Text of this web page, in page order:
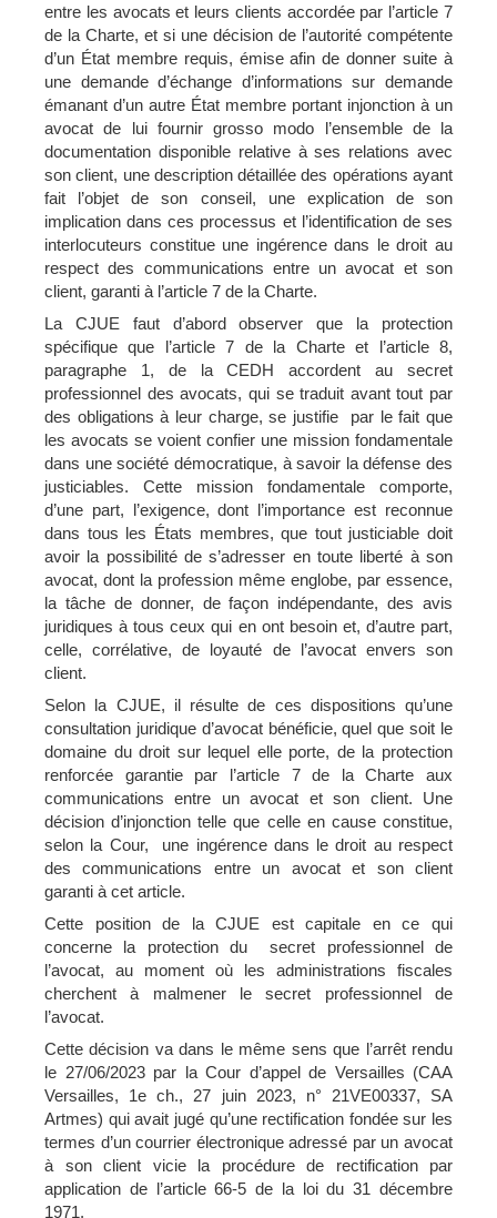
entre les avocats et leurs clients accordée par l’article 7
de la Charte, et si une décision de l’autorité compétente
d’un État membre requis, émise afin de donner suite à
une demande d’échange d’informations sur demande
émanant d’un autre État membre portant injonction à un
avocat de lui fournir grosso modo l’ensemble de la
documentation disponible relative à ses relations avec
son client, une description détaillée des opérations ayant
fait l’objet de son conseil, une explication de son
implication dans ces processus et l’identification de ses
interlocuteurs constitue une ingérence dans le droit au
respect des communications entre un avocat et son
client, garanti à l’article 7 de la Charte.
La CJUE faut d’abord observer que la protection
spécifique que l’article 7 de la Charte et l’article 8,
paragraphe 1, de la CEDH accordent au secret
professionnel des avocats, qui se traduit avant tout par
des obligations à leur charge, se justifie par le fait que
les avocats se voient confier une mission fondamentale
dans une société démocratique, à savoir la défense des
justiciables. Cette mission fondamentale comporte,
d’une part, l’exigence, dont l’importance est reconnue
dans tous les États membres, que tout justiciable doit
avoir la possibilité de s’adresser en toute liberté à son
avocat, dont la profession même englobe, par essence,
la tâche de donner, de façon indépendante, des avis
juridiques à tous ceux qui en ont besoin et, d’autre part,
celle, corrélative, de loyauté de l’avocat envers son
client.
Selon la CJUE, il résulte de ces dispositions qu’une
consultation juridique d’avocat bénéficie, quel que soit le
domaine du droit sur lequel elle porte, de la protection
renforcée garantie par l’article 7 de la Charte aux
communications entre un avocat et son client. Une
décision d’injonction telle que celle en cause constitue,
selon la Cour, une ingérence dans le droit au respect
des communications entre un avocat et son client
garanti à cet article.
Cette position de la CJUE est capitale en ce qui
concerne la protection du secret professionnel de
l’avocat, au moment où les administrations fiscales
cherchent à malmener le secret professionnel de
l’avocat.
Cette décision va dans le même sens que l’arrêt rendu
le 27/06/2023 par la Cour d’appel de Versailles (CAA
Versailles, 1e ch., 27 juin 2023, n° 21VE00337, SA
Artmes) qui avait jugé qu’une rectification fondée sur les
termes d’un courrier électronique adressé par un avocat
à son client vicie la procédure de rectification par
application de l’article 66-5 de la loi du 31 décembre
1971.